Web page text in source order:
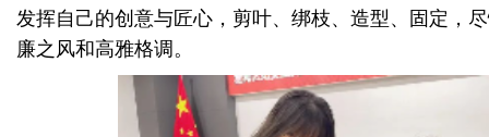
发挥自己的创意与匠心，剪叶、绑枝、造型、固定，
廉之风和高雅格调。